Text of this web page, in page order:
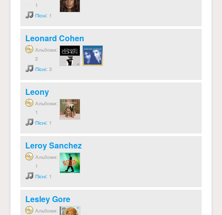
1
Пісні: 1
Leonard Cohen
Альбоми:
2
Пісні: 3
Leony
Альбоми:
1
Пісні: 1
Leroy Sanchez
Альбоми:
1
Пісні: 1
Lesley Gore
Альбоми: